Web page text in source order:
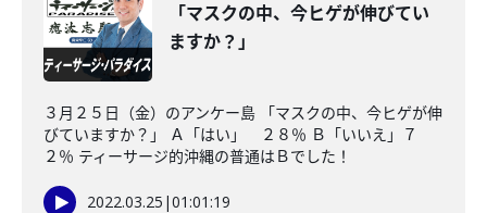
「マスクの中、今ヒゲが伸びてい
ますか？」
３月２５日（金）のアンケー島 「マスクの中、今ヒゲが伸
びていますか？」 Ａ「はい」 ２８％ Ｂ「いいえ」７
２％ ティーサージ的沖縄の普通はＢでした！
2022.03.25 |01:01:19